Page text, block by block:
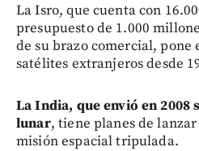
La Isro, que cuenta con
presupuesto de 1.000
de su brazo comercial,
satélites extranjeros desde
La India, que envió en 2008
lunar, tiene planes de
misión espacial tripulada.